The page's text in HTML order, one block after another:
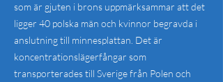
som är gjuten i brons uppmärksammar att det
ligger 40 polska män och kvinnor begravda i
anslutning till minnesplattan. Det är
koncentrationslägerfångar som
transporterades till Sverige från Polen och